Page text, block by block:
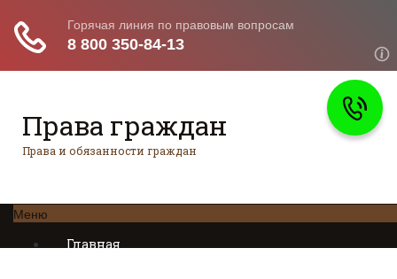
Права граждан
Права и обязанности граждан
Меню
Главная